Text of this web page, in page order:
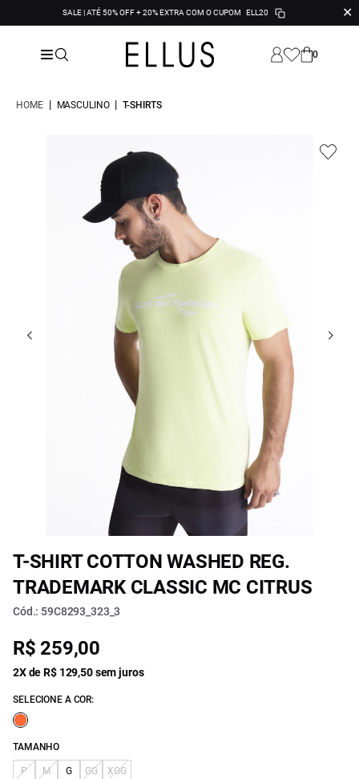
SALE | ATÉ 50% OFF + 20% EXTRA COM O CUPOM ELL20 ✕
0
HOME | MASCULINO | T-SHIRTS
T-SHIRT COTTON WASHED REG.
TRADEMARK CLASSIC MC CITRUS
Cód.: 59C8293_323_3
R$ 259,00
2X de R$ 129,50 sem juros
SELECIONE A COR:
TAMANHO
P M G GG XGG